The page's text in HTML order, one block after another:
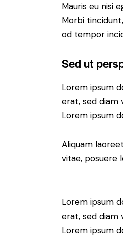
Mauris eu nisi
Morbi
od tempor
Sed ut
Lorem ipsum
erat, sed diam
Lorem ipsum
Aliquam
vitae, posuere
Lorem ipsum
erat, sed diam
Lorem ipsum